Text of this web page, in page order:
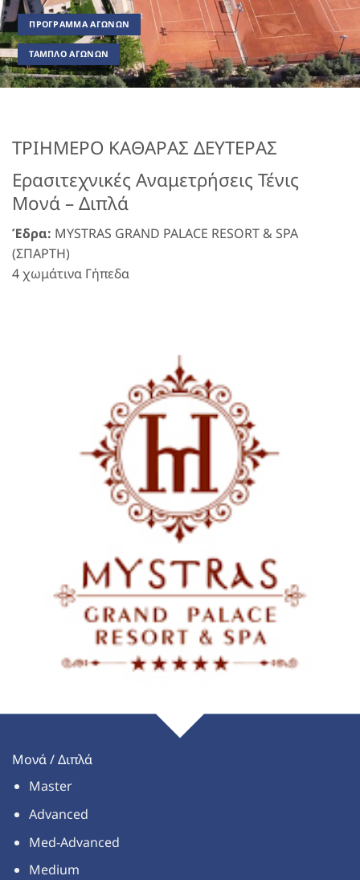
ΠΡΟΓΡΑΜΜΑ ΑΓΩΝΩΝ
ΤΑΜΠΛΟ ΑΓΩΝΩΝ
ΤΡΙΗΜΕΡΟ ΚΑΘΑΡΑΣ ΔΕΥΤΕΡΑΣ
Ερασιτεχνικές Αναμετρήσεις Τένις
Μονά – Διπλά
Έδρα: MYSTRAS GRAND PALACE RESORT & SPA
(ΣΠΑΡΤΗ)
4 χωμάτινα Γήπεδα
Μονά / Διπλά
Master
Advanced
Med-Advanced
Medium